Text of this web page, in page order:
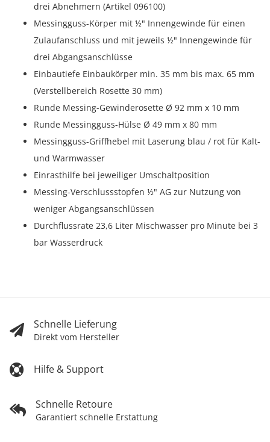
drei Abnehmern (Artikel 096100)
Messingguss-Körper mit ½" Innengewinde für einen
Zulaufanschluss und mit jeweils ½" Innengewinde für
drei Abgangsanschlüsse
Einbautiefe Einbaukörper min. 35 mm bis max. 65 mm
(Verstellbereich Rosette 30 mm)
Runde Messing-Gewinderosette Ø 92 mm x 10 mm
Runde Messingguss-Hülse Ø 49 mm x 80 mm
Messingguss-Griffhebel mit Laserung blau / rot für Kalt-
und Warmwasser
Einrasthilfe bei jeweiliger Umschaltposition
Messing-Verschlussstopfen ½" AG zur Nutzung von
weniger Abgangsanschlüssen
Durchflussrate 23,6 Liter Mischwasser pro Minute bei 3
bar Wasserdruck
Schnelle Lieferung
Direkt vom Hersteller
Hilfe & Support
Schnelle Retoure
Garantiert schnelle Erstattung